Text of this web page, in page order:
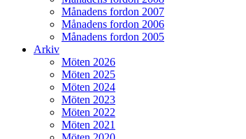
Månadens fordon 2007
Månadens fordon 2006
Månadens fordon 2005
Arkiv
Möten 2026
Möten 2025
Möten 2024
Möten 2023
Möten 2022
Möten 2021